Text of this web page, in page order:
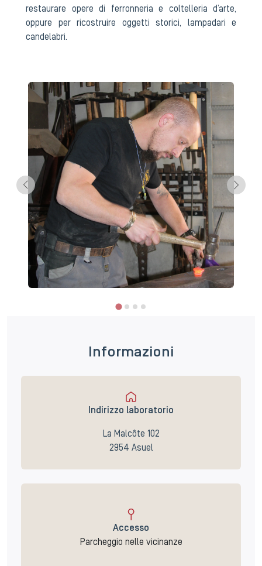
restaurare opere di ferronneria e coltelleria d’arte,
oppure per ricostruire oggetti storici, lampadari e
candelabri.
Informazioni
Indirizzo laboratorio
La Malcôte 102
2954 Asuel
Accesso
Parcheggio nelle vicinanze